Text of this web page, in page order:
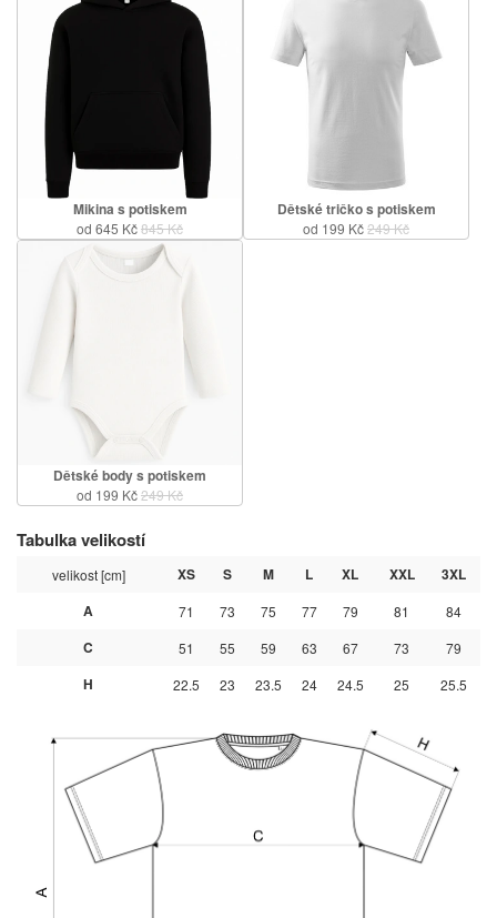
Mikina s potiskem
od 645 Kč845 Kč
Dětské tričko s potiskem
od 199 Kč249 Kč
Dětské body s potiskem
od 199 Kč249 Kč
Tabulka velikostí
velikost [cm] XS S M L XL XXL
3XL
A
71 73 75 77 79 81 84
C 51 55 59 63 67 73 79
H 22.5 23 23.5 24 24.5 25 25.5